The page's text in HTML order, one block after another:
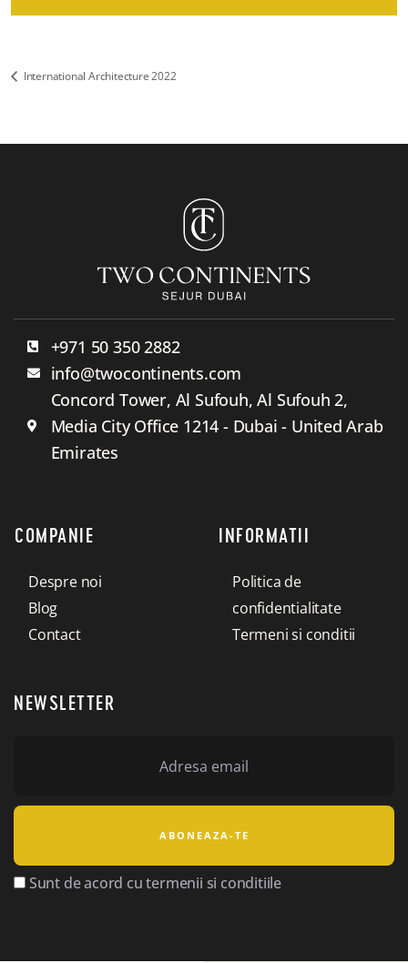
International Architecture 2022
+971 50 350 2882
info@twocontinents.com
Concord Tower, Al Sufouh, Al Sufouh 2,
Media City Office 1214 - Dubai - United Arab
Emirates
COMPANIE
Despre noi
Blog
Contact
INFORMATII
Politica de
confidentialitate
Termeni si conditii
NEWSLETTER
Sunt de acord cu termenii si conditiile